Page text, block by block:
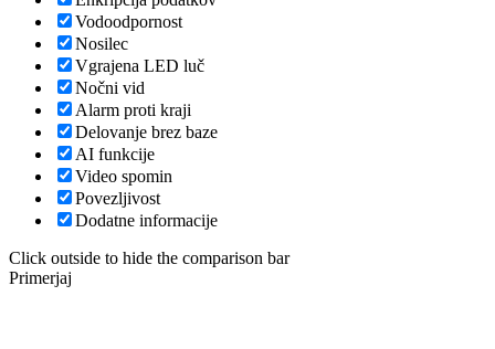
Vodoodpornost
Nosilec
Vgrajena LED luč
Nočni vid
Alarm proti kraji
Delovanje brez baze
AI funkcije
Video spomin
Povezljivost
Dodatne informacije
Click outside to hide the comparison bar
Primerjaj